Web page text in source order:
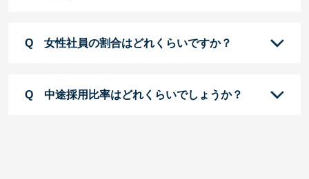
女性社員の割合はどれくらいですか？
中途採用比率はどれくらいでしょうか？